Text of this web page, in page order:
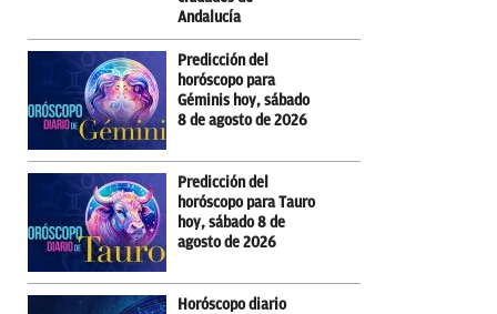
Andalucía
Predicción del
horóscopo para
Géminis hoy, sábado
8 de agosto de 2026
Predicción del
horóscopo para Tauro
hoy, sábado 8 de
agosto de 2026
Horóscopo diario